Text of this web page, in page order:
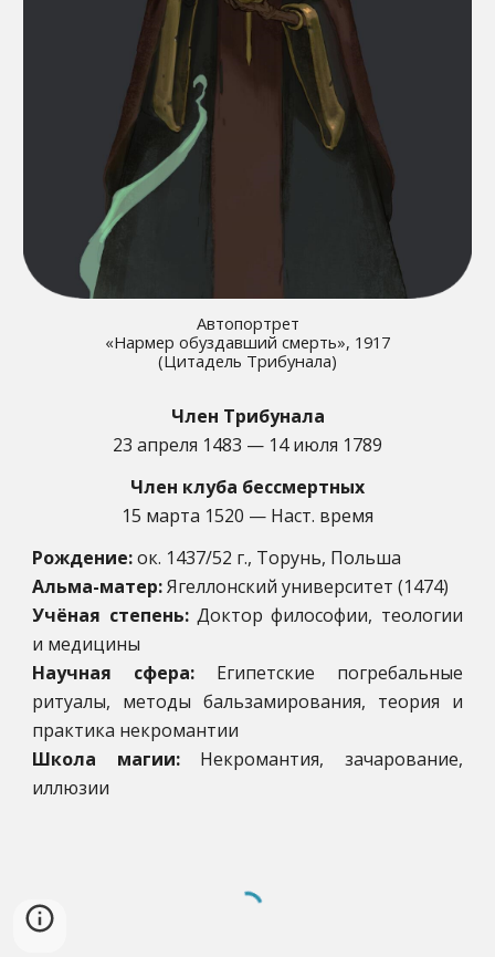
Автопортрет
«Нармер обуздавший смерть», 1917
(Цитадель Трибунала)
Член Трибунала
23 апреля 1483 — 14 июля 1789
Член клуба бессмертных
15 марта 1520 — Наст. время
Рождение:ок. 1437/52 г., Торунь, Польша
Альма-матер:Ягеллонский университет (1474)
Учёная степень:Доктор философии, теологии
и медицины
Научная сфера: Египетские погребальные
ритуалы, методы бальзамирования, теория и
практика некромантии
Школа магии:Некромантия, зачарование,
иллюзии